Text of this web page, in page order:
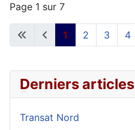
Page 1 sur 7
1 2 3 4
Derniers articles
Transat Nord